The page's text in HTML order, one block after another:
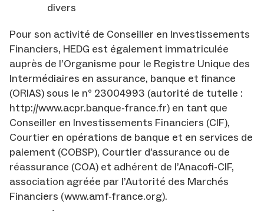
divers
Pour son activité de Conseiller en Investissements
Financiers, HEDG est également immatriculée
auprès de l’Organisme pour le Registre Unique des
Intermédiaires en assurance, banque et finance
(ORIAS) sous le n° 23004993 (autorité de tutelle :
http://www.acpr.banque-france.fr) en tant que
Conseiller en Investissements Financiers (CIF),
Courtier en opérations de banque et en services de
paiement (COBSP), Courtier d’assurance ou de
réassurance (COA) et adhérent de l’Anacofi-CIF,
association agréée par l’Autorité des Marchés
Financiers (www.amf-france.org).